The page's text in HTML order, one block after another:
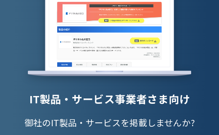
IT製品・サービス事業者さま向け
御社のIT製品・サービスを掲載しませんか?